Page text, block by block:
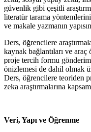
güvenlik gibi çeşitli
literatür tarama
ve makale yazmanın
Ders, öğrencilere
kaynak bağlantıları ve araç
proje tercih formu
önizlemesi de dahil olmak
Ders, öğrencilere teoriden
zeka araştırmalarına
Veri, Yapı ve Öğrenme